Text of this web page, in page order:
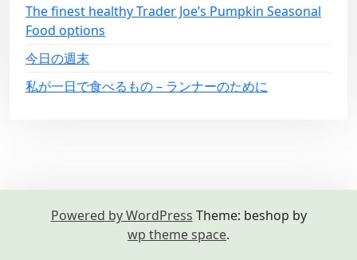
The finest healthy Trader Joe’s Pumpkin Seasonal
Food options
今日の週末
私が一日で食べるもの – ランナーのために
Powered by WordPress Theme: beshop by
wp theme space.